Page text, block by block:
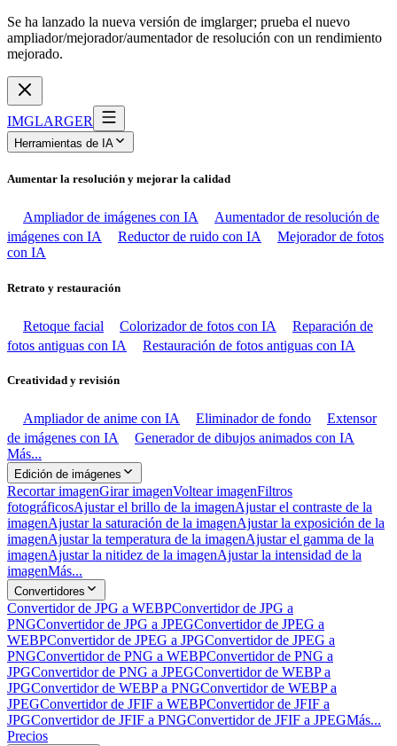
Se ha lanzado la nueva versión de imglarger; prueba el nuevo
ampliador/mejorador/aumentador de resolución con un rendimiento
mejorado.
IMGLARGER
Herramientas de IA
Aumentar la resolución y mejorar la calidad
Ampliador de imágenes con IA
Aumentador de resolución de
imágenes con IA
Reductor de ruido con IA
Mejorador de fotos
con IA
Retrato y restauración
Retoque facial Colorizador de fotos con IA
Reparación de
fotos antiguas con IA
Restauración de fotos antiguas con IA
Creatividad y revisión
Ampliador de anime con IA Eliminador de fondo
Extensor
de imágenes con IA
Generador de dibujos animados con IA
Más...
Edición de imágenes
Recortar imagenGirar imagenVoltear imagenFiltros
fotográficosAjustar el brillo de la imagenAjustar el contraste de la
imagenAjustar la saturación de la imagenAjustar la exposición de la
imagenAjustar la temperatura de la imagenAjustar el gamma de la
imagenAjustar la nitidez de la imagenAjustar la intensidad de la
imagenMás...
Convertidores
Convertidor de JPG a WEBPConvertidor de JPG a
PNGConvertidor de JPG a JPEGConvertidor de JPEG a
WEBPConvertidor de JPEG a JPGConvertidor de JPEG a
PNGConvertidor de PNG a WEBPConvertidor de PNG a
JPGConvertidor de PNG a JPEGConvertidor de WEBP a
JPGConvertidor de WEBP a PNGConvertidor de WEBP a
JPEGConvertidor de JFIF a WEBPConvertidor de JFIF a
JPGConvertidor de JFIF a PNGConvertidor de JFIF a JPEGMás...
Precios